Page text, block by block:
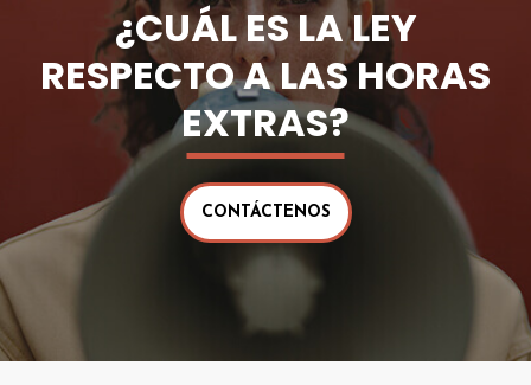
¿CUÁL ES LA LEY
RESPECTO A LAS HORAS
EXTRAS?
CONTÁCTENOS